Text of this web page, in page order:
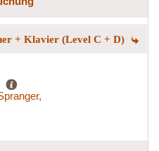
+ Klavier (Level C + D)